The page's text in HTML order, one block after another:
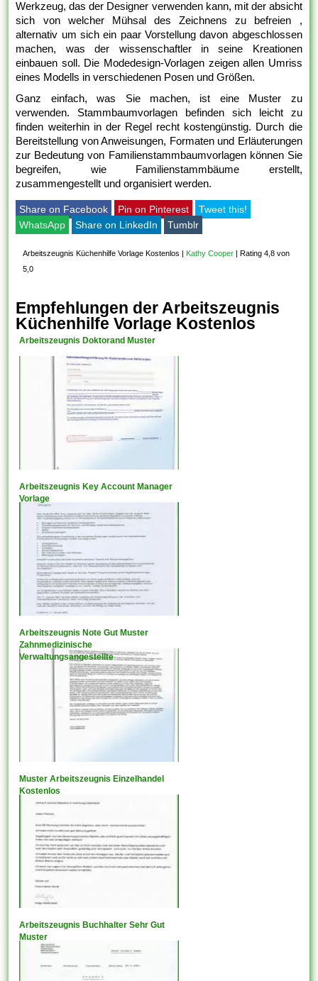
Werkzeug, das der Designer verwenden kann, mit der absicht
sich von welcher Mühsal des Zeichnens zu befreien ,
alternativ um sich ein paar Vorstellung davon abgeschlossen
machen, was der wissenschaftler in seine Kreationen
einbauen soll. Die Modedesign-Vorlagen zeigen allen Umriss
eines Modells in verschiedenen Posen und Größen.
Ganz einfach, was Sie machen, ist eine Muster zu
verwenden. Stammbaumvorlagen befinden sich leicht zu
finden weiterhin in der Regel recht kostengünstig. Durch die
Bereitstellung von Anweisungen, Formaten und Erläuterungen
zur Bedeutung von Familienstammbaumvorlagen können Sie
begreifen, wie Familienstammbäume erstellt,
zusammengestellt und organisiert werden.
Share on Facebook Pin on Pinterest
Tweet this!
WhatsApp
Share on LinkedIn Tumblr
Arbeitszeugnis Küchenhilfe Vorlage Kostenlos | Kathy Cooper |Rating 4,8 von
5,0
Empfehlungen der Arbeitszeugnis
Küchenhilfe Vorlage Kostenlos
Arbeitszeugnis Doktorand Muster
Arbeitszeugnis Key Account Manager
Vorlage
Arbeitszeugnis Note Gut Muster
Zahnmedizinische
Verwaltungsangestellte
Muster Arbeitszeugnis Einzelhandel
Kostenlos
Arbeitszeugnis Buchhalter Sehr Gut
Muster